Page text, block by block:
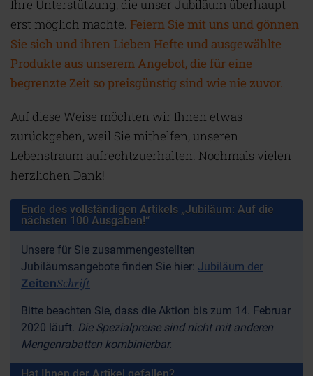
Ihre Unterstützung, die unser Jubiläum überhaupt
erst möglich machte. Feiern Sie mit uns und gönnen
Sie sich und ihren Lieben Hefte und ausgewählte
Produkte aus unserem Angebot, die für eine
begrenzte Zeit so preisgünstig sind wie nie zuvor.
Auf diese Weise möchten wir Ihnen etwas
zurückgeben, weil Sie mithelfen, unseren
Lebenstraum aufrechtzuerhalten. Nochmals vielen
herzlichen Dank!
Ende des vollständigen Artikels „Jubiläum: Auf die
nächsten 100 Ausgaben!“
Unsere für Sie zusammengestellten
Jubiläumsangebote finden Sie hier: Jubiläum der
ZeitenSchrift
Bitte beachten Sie, dass die Aktion bis zum 14. Februar
2020 läuft. Die Spezialpreise sind nicht mit anderen
Mengenrabatten kombinierbar.